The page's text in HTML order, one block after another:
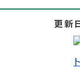
更新